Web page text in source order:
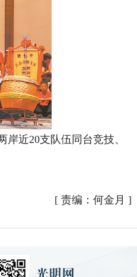
近20支队伍同台竞技、
[ 责编：何金月 ]